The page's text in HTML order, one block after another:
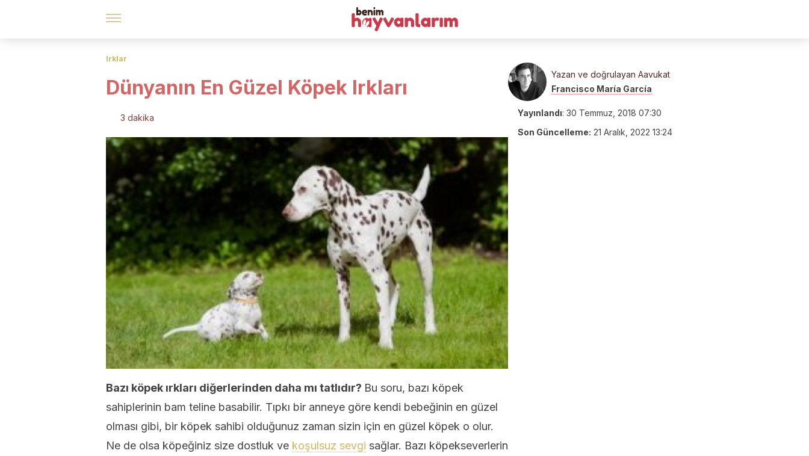
Irklar
Dünyanın En Güzel Köpek Irkları
3 dakika
Bazı köpek ırkları diğerlerinden daha mı tatlıdır? Bu soru, bazı köpek
sahiplerinin bam teline basabilir. Tıpkı bir anneye göre kendi bebeğinin en güzel
olması gibi, bir köpek sahibi olduğunuz zaman sizin için en güzel köpek o olur.
Ne de olsa köpeğiniz size dostluk ve koşulsuz sevgi sağlar. Bazı köpekseverlerin
Yazan ve doğrulayan Aavukat
Francisco María García
Yayınlandı: 30 Temmuz, 2018 07:30
Son Güncelleme: 21 Aralık, 2022 13:24